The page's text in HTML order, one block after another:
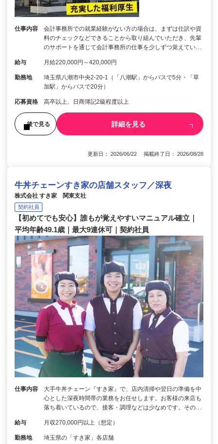
仕事内容
会計事務所での就業経験がない方の場合は、まずは仕訳や資
料のチェックなどできることから取り組んでいただき、先輩
のサポートを通じて会計事務所の仕事を少しずつ覚えてい…
給与 月給220,000円～420,000円
勤務地
埼玉県八潮市中央2-20-1（「八潮駅」からバスで5分・「草
加駅」からバスで20分）
応募資格 高卒以上、日商簿記2級程度以上
後で見る 詳細を見る
更新日： 2026/06/22 掲載終了日： 2026/08/28
牛丼チェーンすき家の店舗スタッフ／深夜
株式会社 すき家 関東支社
契約社員
【初めてでも安心】誰もが覚えやすいマニュアル確立｜
平均年齢49.1歳｜最大9連休可｜契約社員
仕事内容
大手牛丼チェーン『すき家』で、店内清掃や翌日の準備を中
心とした深夜時間帯の業務をお任せします。お客様の来店も
落ち着いているので、接客・調理などは少なめです。その…
給与 月収270,000円以上（想定）
勤務地 埼玉県の「すき家」各店舗